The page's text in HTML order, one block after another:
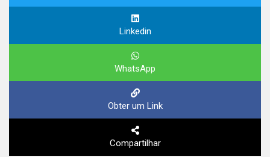
Linkedin
WhatsApp
Obter um Link
Compartilhar